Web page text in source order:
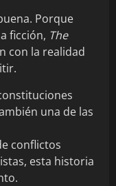
Porque
ficción, The
con la realidad
una de las
conflictos
esta historia